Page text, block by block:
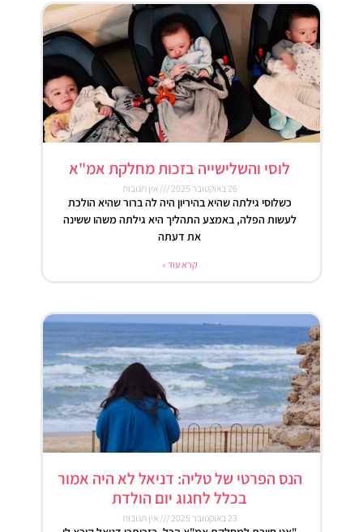
לוסי והשלישייה בזכות מחלקת אמ"א
26 באוקטובר 2025 אין תגובות
כשלוסי גילתה שהיא בהיריון היה לה ברור שהיא הולכת
לעשות הפלה, באמצע התהליך היא גילתה משהו ששינה
את דעתה
קרא עוד »
הנס הפרטי של טליה: דניאל לא היה אמור
בכלל לחגוג יום הולדת
23 באוקטובר 2025 אין תגובות